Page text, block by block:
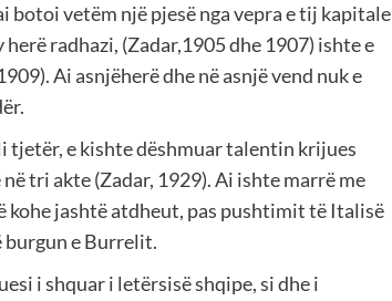
botoi vetëm një pjesë nga vepra e tij kapitale
herë radhazi, (Zadar,1905 dhe 1907) ishte e
Ai asnjëherë dhe në asnjë vend nuk e
tjetër, e kishte dëshmuar talentin krijues
tri akte (Zadar, 1929). Ai ishte marrë me
jashtë atdheut, pas pushtimit të Italisë
burgun e Burrelit.
i shquar i letërsisë shqipe, si dhe i